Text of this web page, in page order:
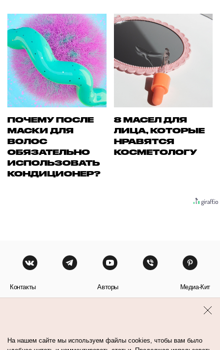
ПОЧЕМУ ПОСЛЕ
МАСКИ ДЛЯ
ВОЛОС
ОБЯЗАТЕЛЬНО
ИСПОЛЬЗОВАТЬ
КОНДИЦИОНЕР?
8 МАСЕЛ ДЛЯ
ЛИЦА, КОТОРЫЕ
НРАВЯТСЯ
КОСМЕТОЛОГУ
Контакты Авторы Медиа-Кит
На нашем сайте мы используем файлы cookies, чтобы вам было